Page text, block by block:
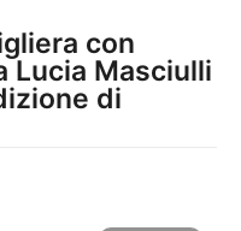
con
Lucia Masciulli
di